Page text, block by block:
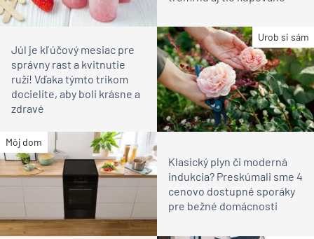
Urob si sám
Júl je kľúčový mesiac pre
správny rast a kvitnutie
ruží! Vďaka týmto trikom
docielite, aby boli krásne a
zdravé
Môj dom
Klasický plyn či moderná
indukcia? Preskúmali sme 4
cenovo dostupné sporáky
pre bežné domácnosti